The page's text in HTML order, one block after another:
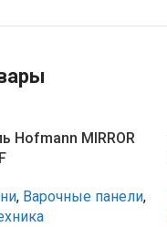
Hofmann MIRROR
, Варочные панели,